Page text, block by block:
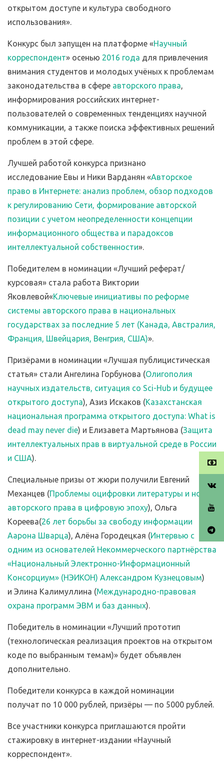
открытом доступе и культура свободного
использования».
Конкурс был запущен на платформе «Научный
корреспондент» осенью 2016 года для привлечения
внимания студентов и молодых учёных к проблемам
законодательства в сфере авторского права,
информирования российских интернет-
пользователей о современных тенденциях научной
коммуникации, а также поиска эффективных решений
проблем в этой сфере.
Лучшей работой конкурса признано
исследование Евы и Ники Варданян «Авторское
право в Интернете: анализ проблем, обзор подходов
к регулированию Сети, формирование авторской
позиции с учетом неопределенности концепции
информационного общества и парадоксов
интеллектуальной собственности».
Победителем в номинации «Лучший реферат/
курсовая» стала работа Виктории
Яковлевой«Ключевые инициативы по реформе
системы авторского права в национальных
государствах за последние 5 лет (Канада, Австралия,
Франция, Швейцария, Венгрия, США)».
Призёрами в номинации «Лучшая публицистическая
статья» стали Ангелина Горбунова (Олигополия
научных издательств, ситуация со Sci-Hub и будущее
открытого доступа), Азиз Искаков (Казахстанская
национальная программа открытого доступа: What is
dead may never die) и Елизавета Мартьянова (Защита
интеллектуальных прав в виртуальной среде в России
и США).
Специальные призы от жюри получили Евгений
Механцев (Проблемы оцифровки литературы и норм
авторского права в цифровую эпоху), Ольга
Кореева(26 лет борьбы за свободу информации
Аарона Шварца), Алёна Городецкая (Интервью с
одним из основателей Некоммерческого партнёрства
«Национальный Электронно-Информационный
Консорциум» (НЭИКОН) Александром Кузнецовым)
и Элина Калимуллина (Международно-правовая
охрана программ ЭВМ и баз данных).
Победитель в номинации «Лучший прототип
(технологическая реализация проектов на открытом
коде по выбранным темам)» будет объявлен
дополнительно.
Победители конкурса в каждой номинации
получат по 10 000 рублей, призёры — по 5000 рублей.
Все участники конкурса приглашаются пройти
стажировку в интернет-издании «Научный
корреспондент».